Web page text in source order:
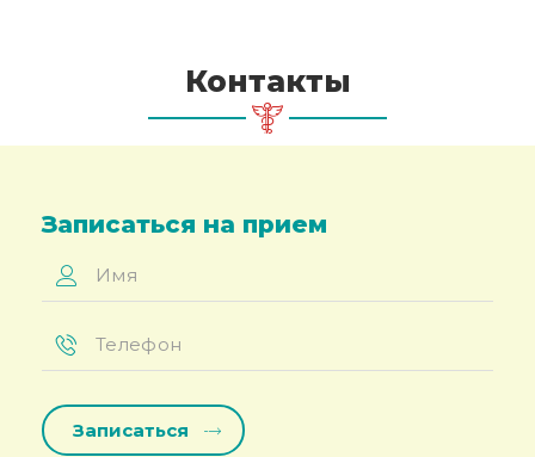
Контакты
Записаться на прием
Имя
Телефон